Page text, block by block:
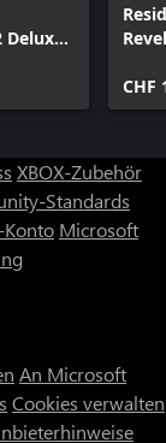
Deluxe
CHF
XBOX-Zubehör
Standards
Microsoft
An Microsoft
Cookies verwalten